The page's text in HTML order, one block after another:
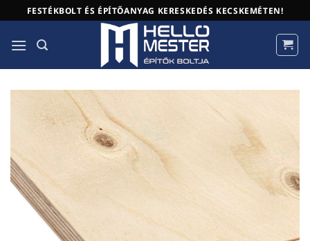
to
content
FESTÉKBOLT ÉS ÉPÍTŐANYAG KERESKEDÉS KECSKEMÉTEN!